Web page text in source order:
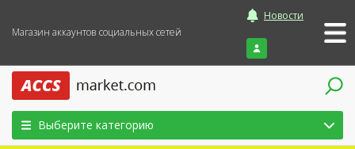
Магазин аккаунтов социальных сетей
Новости
Войти
Выберите категорию